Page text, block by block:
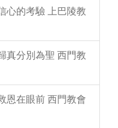
心的考驗 上巴陵教
真分別為聖 西門教
恩在眼前 西門教會